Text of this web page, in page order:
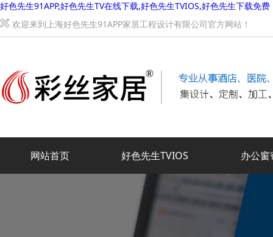
好色先生91APP,好色先生TV在线下载,好色先生TVIOS,好色先生下载免费
欢迎来到上海好色先生91APP家居工程设计有限公司官方网站！
网站首页 好色先生TVIOS 办公窗